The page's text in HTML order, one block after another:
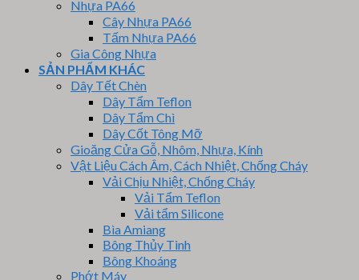
Nhựa PA66
Cây Nhựa PA66
Tấm Nhựa PA66
Gia Công Nhựa
SẢN PHẨM KHÁC
Dây Tết Chèn
Dây Tẩm Teflon
Dây Tẩm Chì
Dây Cốt Tông Mỡ
Gioăng Cửa Gỗ, Nhôm, Nhựa, Kính
Vật Liệu Cách Âm, Cách Nhiệt, Chống Cháy
Vải Chịu Nhiệt, Chống Cháy
Vải Tẩm Teflon
Vải tẩm Silicone
Bìa Amiang
Bông Thủy Tinh
Bông Khoáng
Phớt Máy